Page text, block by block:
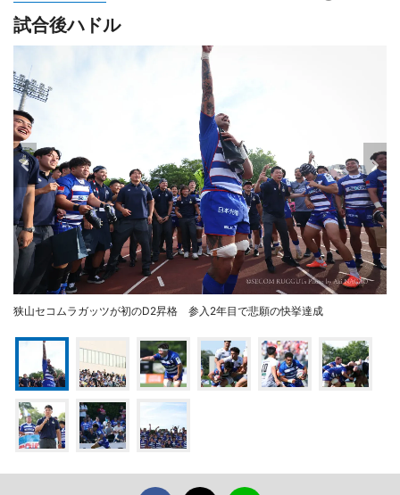
試合後ハドル
狭山セコムラガッツが初のD2昇格 参入2年目で悲願の快挙達成